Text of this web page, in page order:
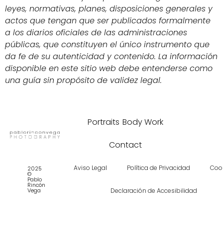
leyes, normativas, planes, disposiciones generales y
actos que tengan que ser publicados formalmente
a los diarios oficiales de las administraciones
públicas, que constituyen el único instrumento que
da fe de su autenticidad y contenido. La información
disponible en este sitio web debe entenderse como
una guía sin propósito de validez legal.
Portraits Body Work
Contact
2025
©
Pablo
Rincón
Vega
Aviso Legal Política de Privacidad
Declaración de Accesibilidad